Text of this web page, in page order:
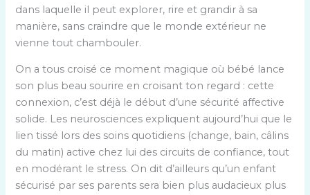
dans laquelle il peut explorer, rire et grandir à sa
manière, sans craindre que le monde extérieur ne
vienne tout chambouler.
On a tous croisé ce moment magique où bébé lance
son plus beau sourire en croisant ton regard : cette
connexion, c’est déjà le début d’une sécurité affective
solide. Les neurosciences expliquent aujourd’hui que le
lien tissé lors des soins quotidiens (change, bain, câlins
du matin) active chez lui des circuits de confiance, tout
en modérant le stress. On dit d’ailleurs qu’un enfant
sécurisé par ses parents sera bien plus audacieux plus